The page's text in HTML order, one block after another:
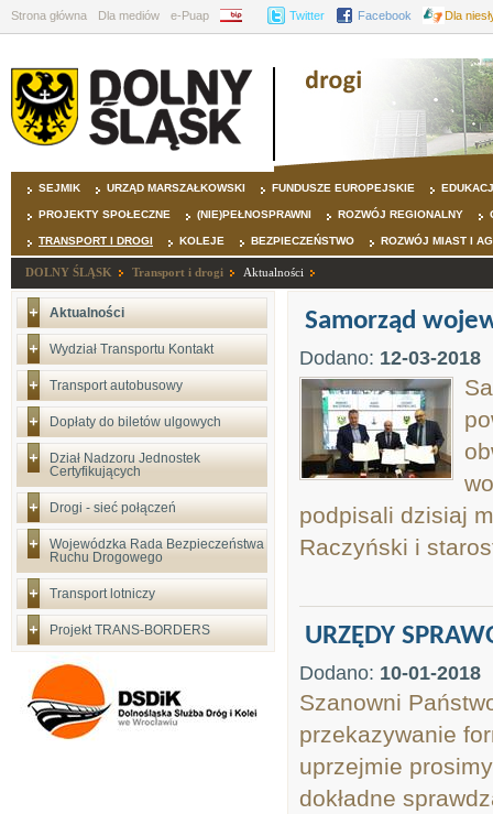
Strona główna Dla mediów e-Puap BIP Twitter Facebook Dla
SEJMIK URZĄD MARSZAŁKOWSKI FUNDUSZE EUROPEJSKIE
PROJEKTY SPOŁECZNE (NIE)PEŁNOSPRAWNI ROZWÓJ REGIONALNY
TRANSPORT I DROGI KOLEJE BEZPIECZEŃSTWO ROZWÓJ MIAST I
DOLNY ŚLĄSK Transport i drogi Aktualności
Aktualności
Wydział Transportu Kontakt
Transport autobusowy
Dopłaty do biletów ulgowych
Dział Nadzoru Jednostek
Certyfikujących
Drogi - sieć połączeń
Wojewódzka Rada Bezpieczeństwa
Ruchu Drogowego
Transport lotniczy
Projekt TRANS-BORDERS
Samorząd
Dodano: 12-03-2018
podpisali dzisiaj
Raczyński i
URZĘDY
Dodano: 10-01-2018
Szanowni
przekazywanie
uprzejmie
dokładne